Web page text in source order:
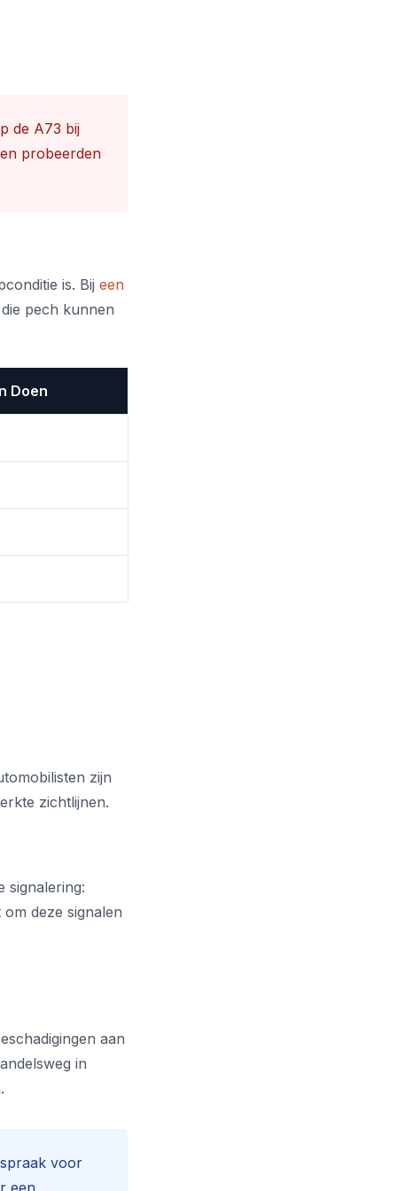
de A73 bij
probeerden
is. Bij een
pech kunnen
Doen
zijn
zichtlijnen.
signalering:
om deze signalen
aan
in
voor
een